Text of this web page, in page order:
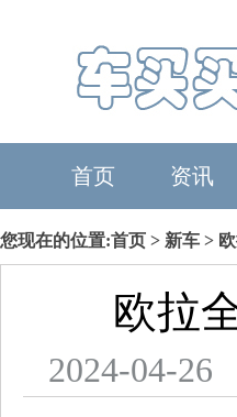
首页 资讯
您现在的位置:首页 > 新车 >
欧拉
2024-04-